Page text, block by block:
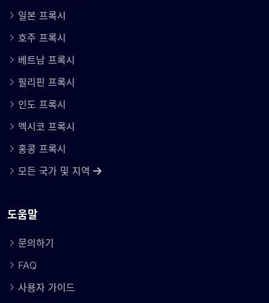
일본 프록시
호주 프록시
베트남 프록시
필리핀 프록시
인도 프록시
멕시코 프록시
홍콩 프록시
모든 국가 및 지역
도움말
문의하기
FAQ
사용자 가이드